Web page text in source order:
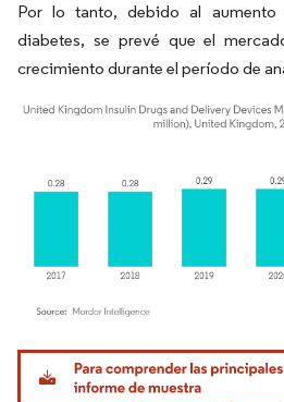
Por lo tanto, debido al
diabetes, se prevé que el
crecimiento durante el período de
Imagen © Mordor Intelligence. El uso